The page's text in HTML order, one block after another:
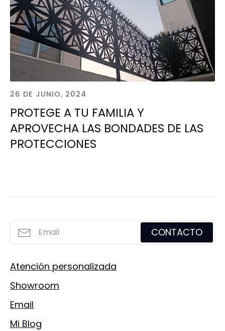
26 DE JUNIO, 2024
PROTEGE A TU FAMILIA Y
APROVECHA LAS BONDADES DE LAS
PROTECCIONES
CONTACTO
Atención personalizada
Showroom
Email
Mi Blog